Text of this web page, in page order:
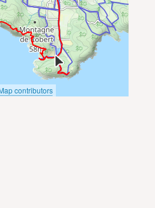
contributors